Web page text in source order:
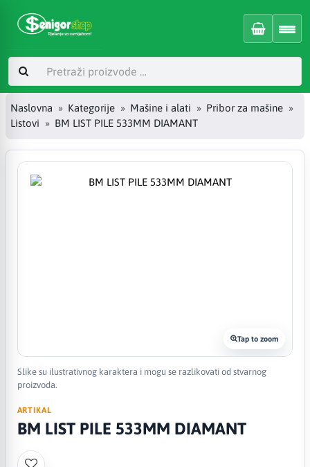
Naslovna Kategorije Mašine i alati
Pribor za mašine
Listovi
BM LIST PILE 533MM DIAMANT
Tap to zoom
Slike su ilustrativnog karaktera i mogu se razlikovati od stvarnog
proizvoda.
ARTIKAL
BM LIST PILE 533MM DIAMANT